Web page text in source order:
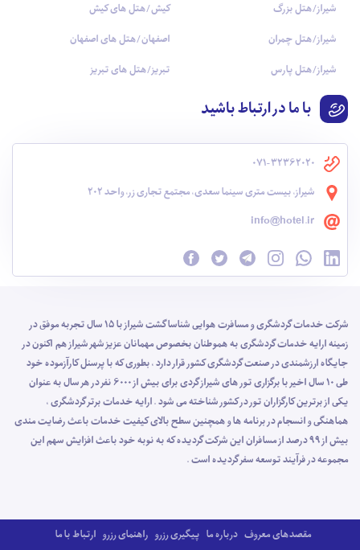
شیراز/هتل بزرگ
شیراز/هتل چمران
شیراز/هتل پارس
کیش/هتل های کیش
اصفهان/هتل های اصفهان
تبریز/هتل های تبریز
با ما در ارتباط باشید
071-32362020
شیراز، بیست متری سینما سعدی، مجتمع تجاری زر، واحد 202
info@hotel.ir
شرکت خدمات گردشگری و مسافرت هوایی شناسا گشت شیراز با 15 سال تجربه موفق در
زمینه ارایه خدمات گردشگری به هموطنان بخصوص مهمانان عزیز شهر شیراز هم اکنون در
جایگاه ارزشمندی در صنعت گردشگری کشور قرار دارد ، بطوری که با پرسنل کارآزموده خود
طی 10 سال اخیر با برگزاری تور های شیراز گردی برای بیش از 6000 نفر در هر سال به عنوان
یکی از برترین کارگزاران تور در کشور شناخته می شود . ارایه خدمات برتر گردشگری ،
هماهنگی و انسجام در برنامه ها و همچنین سطح بالای کیفیت خدمات باعث رضایت مندی
بیش از 99 درصد از مسافران این شرکت گردیده که به نوبه خود باعث افزایش سهم این
مجموعه در فرآیند توسعه سفر گردیده است .
مقصدهای معروف درباره ما پیگیری رزرو راهنمای رزرو ارتباط با ما